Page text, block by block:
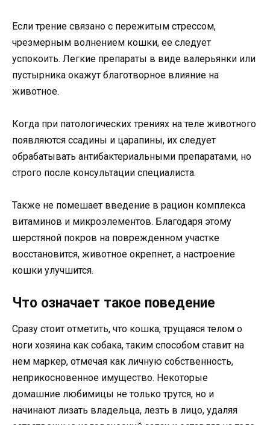
Если трение связано с пережитым стрессом,
чрезмерным волнением кошки, ее следует
успокоить. Легкие препараты в виде валерьянки или
пустырника окажут благотворное влияние на
животное.
Когда при патологических трениях на теле животного
появляются ссадины и царапины, их следует
обрабатывать антибактериальными препаратами, но
строго после консультации специалиста.
Также не помешает введение в рацион комплекса
витаминов и микроэлементов. Благодаря этому
шерстяной покров на поврежденном участке
восстановится, животное окрепнет, а настроение
кошки улучшится.
Что означает такое поведение
Сразу стоит отметить, что кошка, трущаяся телом о
ноги хозяина как собака, таким способом ставит на
нем маркер, отмечая как личную собственность,
неприкосновенное имущество. Некоторые
домашние любимицы не только трутся, но и
начинают лизать владельца, лезть в лицо, удаляя